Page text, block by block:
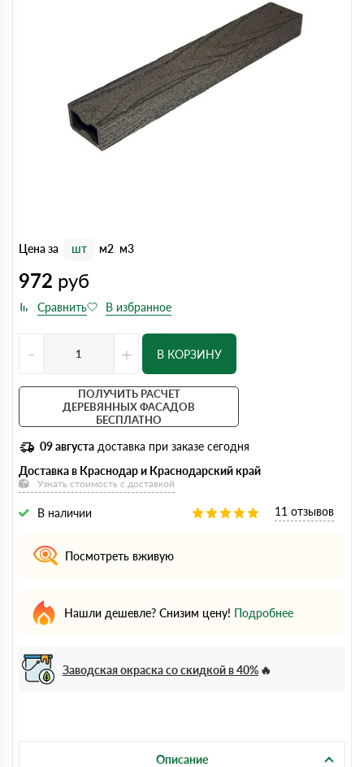
Цена за шт м2 м3
972 руб
- + В КОРЗИНУ
ПОЛУЧИТЬ РАСЧЕТ
ДЕРЕВЯННЫХ ФАСАДОВ
БЕСПЛАТНО
09 августа доставка при заказе сегодня
Доставка в Краснодар и Краснодарский край
Узнать стоимость с доставкой
В наличии 11 отзывов
Посмотреть вживую
Нашли дешевле? Снизим цену! Подробнее
Заводская окраска со скидкой в 40%
Описание